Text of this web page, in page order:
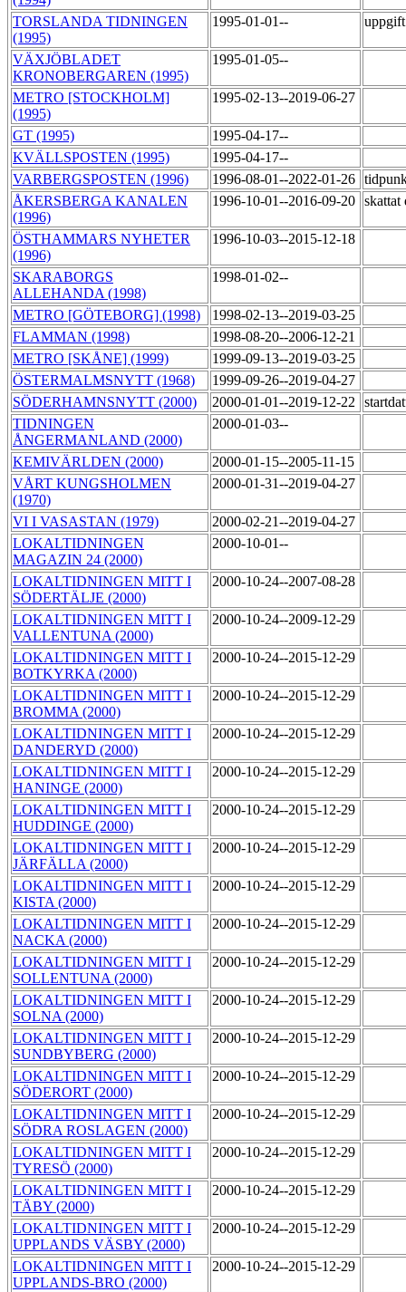
TORSLANDA TIDNINGEN
(1995)
1995-01-01--
VÄXJÖBLADET
KRONOBERGAREN (1995)
1995-01-05--
METRO [STOCKHOLM]
(1995)
1995-02-13--2019-06-27
GT (1995)
1995-04-17--
KVÄLLSPOSTEN (1995)
1995-04-17--
VARBERGSPOSTEN (1996)
1996-08-01--2022-01-26
ÅKERSBERGA KANALEN
(1996)
1996-10-01--2016-09-20 skattat
ÖSTHAMMARS NYHETER
(1996)
1996-10-03--2015-12-18
SKARABORGS
ALLEHANDA (1998)
1998-01-02--
METRO [GÖTEBORG] (1998)
1998-02-13--2019-03-25
FLAMMAN (1998)
1998-08-20--2006-12-21
METRO [SKÅNE] (1999)
1999-09-13--2019-03-25
ÖSTERMALMSNYTT (1968)
1999-09-26--2019-04-27
SÖDERHAMNSNYTT (2000)
2000-01-01--2019-12-22
TIDNINGEN
ÅNGERMANLAND (2000)
2000-01-03--
KEMIVÄRLDEN (2000)
2000-01-15--2005-11-15
VÅRT KUNGSHOLMEN
(1970)
2000-01-31--2019-04-27
VI I VASASTAN (1979)
2000-02-21--2019-04-27
LOKALTIDNINGEN
MAGAZIN 24 (2000)
2000-10-01--
LOKALTIDNINGEN MITT I
SÖDERTÄLJE (2000)
2000-10-24--2007-08-28
LOKALTIDNINGEN MITT I
VALLENTUNA (2000)
2000-10-24--2009-12-29
LOKALTIDNINGEN MITT I
BOTKYRKA (2000)
2000-10-24--2015-12-29
LOKALTIDNINGEN MITT I
BROMMA (2000)
2000-10-24--2015-12-29
LOKALTIDNINGEN MITT I
DANDERYD (2000)
2000-10-24--2015-12-29
LOKALTIDNINGEN MITT I
HANINGE (2000)
2000-10-24--2015-12-29
LOKALTIDNINGEN MITT I
HUDDINGE (2000)
2000-10-24--2015-12-29
LOKALTIDNINGEN MITT I
JÄRFÄLLA (2000)
2000-10-24--2015-12-29
LOKALTIDNINGEN MITT I
KISTA (2000)
2000-10-24--2015-12-29
LOKALTIDNINGEN MITT I
NACKA (2000)
2000-10-24--2015-12-29
LOKALTIDNINGEN MITT I
SOLLENTUNA (2000)
2000-10-24--2015-12-29
LOKALTIDNINGEN MITT I
SOLNA (2000)
2000-10-24--2015-12-29
LOKALTIDNINGEN MITT I
SUNDBYBERG (2000)
2000-10-24--2015-12-29
LOKALTIDNINGEN MITT I
SÖDERORT (2000)
2000-10-24--2015-12-29
LOKALTIDNINGEN MITT I
SÖDRA ROSLAGEN (2000)
2000-10-24--2015-12-29
LOKALTIDNINGEN MITT I
TYRESÖ (2000)
2000-10-24--2015-12-29
LOKALTIDNINGEN MITT I
TÄBY (2000)
2000-10-24--2015-12-29
LOKALTIDNINGEN MITT I
UPPLANDS VÄSBY (2000)
2000-10-24--2015-12-29
LOKALTIDNINGEN MITT I
UPPLANDS-BRO (2000)
2000-10-24--2015-12-29